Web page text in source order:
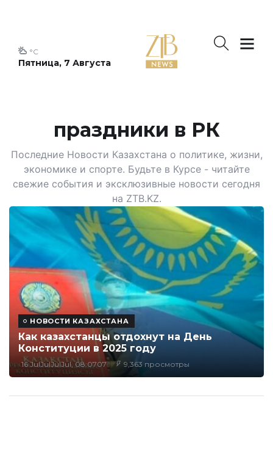
Пятница, 7 Августа
°C
праздники в РК
Последние Новости Казахстана о политике, жизни,
экономике и спорте. Будьте в Курсе - читайте
свежие события и эксклюзивные новости сегодня
на ZTB.KZ.
НОВОСТИ КАЗАХСТАНА
Как казахстанцы отдохнут на День
Конституции в 2025 году
16 JulJulJulJul, 08:0707 9,363 просмотры